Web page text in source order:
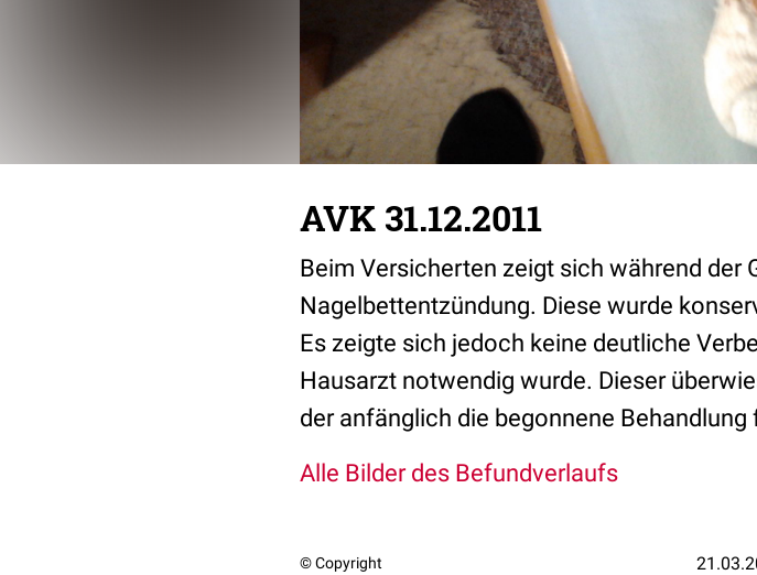
AVK 31.12.2011
Beim Versicherten zeigt sich während der
Nagelbettentzündung. Diese wurde
Es zeigte sich jedoch keine deutliche
Hausarzt notwendig wurde. Dieser
der anfänglich die begonnene
Alle Bilder des Befundverlaufs
© Copyright